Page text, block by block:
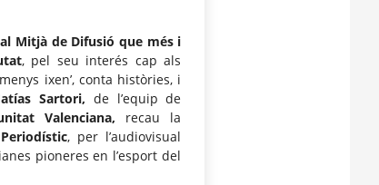
Mitjà de Difusió que més i
, pel seu interés cap als
ixen’, conta històries, i
Sartori, de l’equip de
Valenciana, recau la
, per l’audiovisual
pioneres en l’esport del